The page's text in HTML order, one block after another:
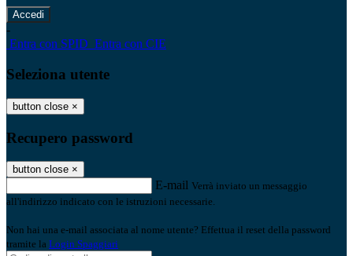
-
Entra con SPID Entra con CIE
Seleziona utente
button close ×
Recupero password
button close ×
E-mail Verrà inviato un messaggio
all'indirizzo indicato con le istruzioni necessarie.
Non hai una e-mail associata al nome utente? Effettua il reset della password
tramite la Login Spaggiari